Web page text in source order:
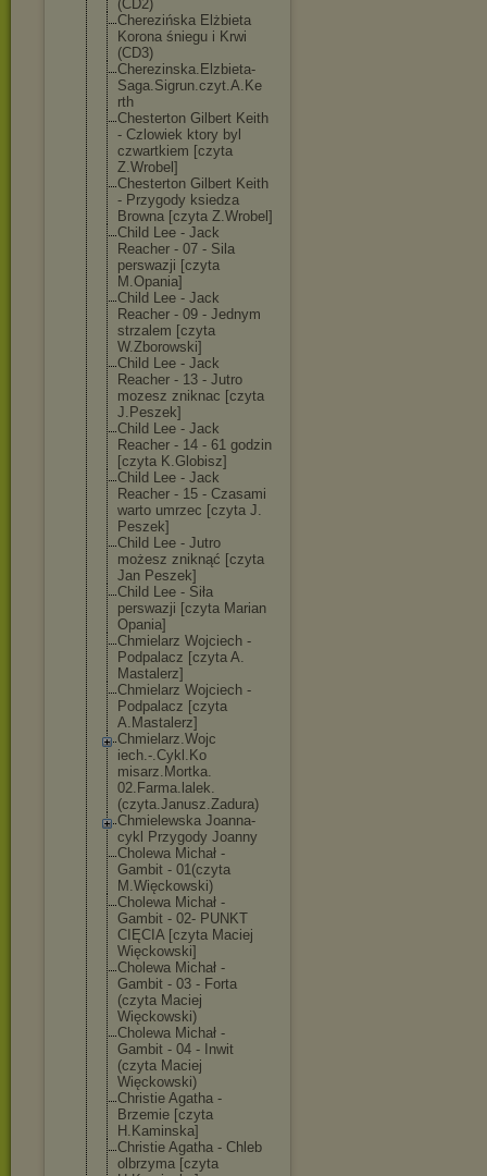
(CD2)
Cherezińska Elżbieta
Korona śniegu i Krwi
(CD3)
Cherezinska.El zbieta-
Saga.Sigrun.czyt.A.Ke
rth
Chesterton Gilbert Keith
- Czlowiek ktory byl
czwartkiem [czyta
Z.Wrobel]
Chesterton Gilbert Keith
- Przygody ksiedza
Browna [czyta Z.Wrobel]
Child Lee - Jack
Reacher - 07 - Sila
perswazji [czyta
M.Opania]
Child Lee - Jack
Reacher - 09 - Jednym
strzalem [czyta
W.Zborowski]
Child Lee - Jack
Reacher - 13 - Jutro
mozesz zniknac [czyta
J.Peszek]
Child Lee - Jack
Reacher - 14 - 61 godzin
[czyta K.Globisz]
Child Lee - Jack
Reacher - 15 - Czasami
warto umrzec [czyta J.
Peszek]
Child Lee - Jutro
możesz zniknąć [czyta
Jan Peszek]
Child Lee - Siła
perswazji [czyta Marian
Opania]
Chmielarz Wojciech -
Podpalacz [czyta A.
Mastalerz]
Chmielarz Wojciech -
Podpalacz [czyta
A.Mastalerz]
Chmielarz.Wojc
iech.-.Cykl.Ko
misarz.Mortka.
02.Farma.lalek.
(czyta.Janusz.Zadura)
Chmielewska Joanna-
cykl Przygody Joanny
Cholewa Michał -
Gambit - 01(czyta
M.Więckowski)
Cholewa Michał -
Gambit - 02- PUNKT
CIĘCIA [czyta Maciej
Więckowski]
Cholewa Michał -
Gambit - 03 - Forta
(czyta Maciej
Więckowski)
Cholewa Michał -
Gambit - 04 - Inwit
(czyta Maciej
Więckowski)
Christie Agatha -
Brzemie [czyta
H.Kaminska]
Christie Agatha - Chleb
olbrzyma [czyta